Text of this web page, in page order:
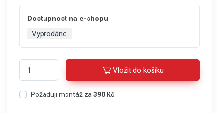
Dostupnost na e-shopu
Vyprodáno
Vložit do košíku
Požaduji montáž za 390 Kč